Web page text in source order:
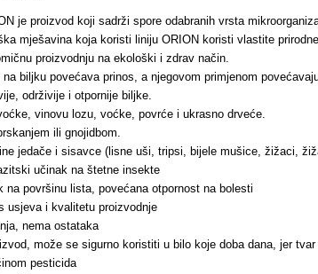
je proizvod koji sadrži spore odabranih vrsta
mješavina koja koristi liniju ORION koristi vlastite
proizvodnju na ekološki i zdrav način.
na biljku povećava prinos, a njegovom primjenom
održivije i otpornije biljke.
vinovu lozu, voćke, povrće i ukrasno drveće.
ili gnojidbom.
jedače i sisavce (lisne uši, tripsi, bijele mušice, žižaci,
učinak na štetne insekte
na površinu lista, povećana otpornost na bolesti
usjeva i kvalitetu proizvodnje
nema ostataka
može se sigurno koristiti u bilo koje doba dana, jer
pesticida